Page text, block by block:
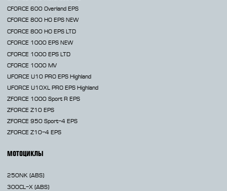
CFORCE 600 Overland EPS
CFORCE 800 HO EPS NEW
CFORCE 800 HO EPS LTD
CFORCE 1000 EPS NEW
CFORCE 1000 EPS LTD
CFORCE 1000 MV
UFORCE U10 PRO EPS Highland
UFORCE U10XL PRO EPS Highland
ZFORCE 1000 Sport R EPS
ZFORCE Z10 EPS
ZFORCE 950 Sport-4 EPS
ZFORCE Z10-4 EPS
МОТОЦИКЛЫ
250NK (ABS)
300CL-X (ABS)